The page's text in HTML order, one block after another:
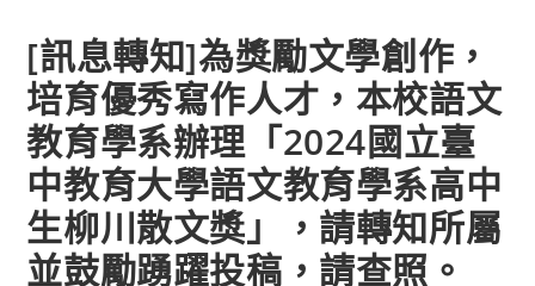
[訊息轉知]為獎勵文學創作，
培育優秀寫作人才，本校語文
教育學系辦理「2024國立臺
中教育大學語文教育學系高中
生柳川散文獎」，請轉知所屬
並鼓勵踴躍投稿，請查照。